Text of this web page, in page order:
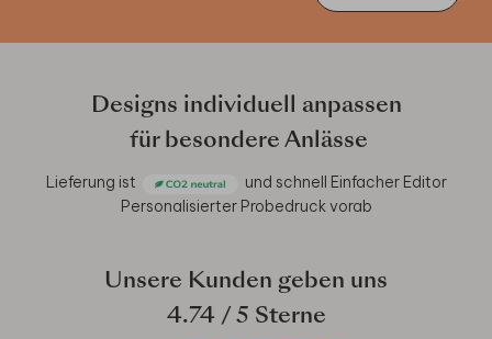
Designs individuell anpassen
für besondere Anlässe
Lieferung ist und schnell Einfacher Editor
Personalisierter Probedruck vorab
Unsere Kunden geben uns
4.74/ 5 Sterne